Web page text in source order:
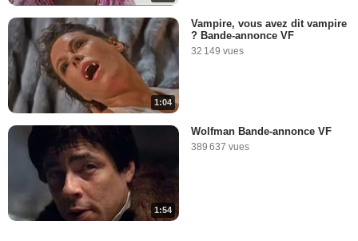
1:04
Vampire, vous avez dit vampire
? Bande-annonce VF
32 149 vues
1:54
Wolfman Bande-annonce VF
389 637 vues